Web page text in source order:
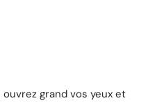
grand vos yeux et